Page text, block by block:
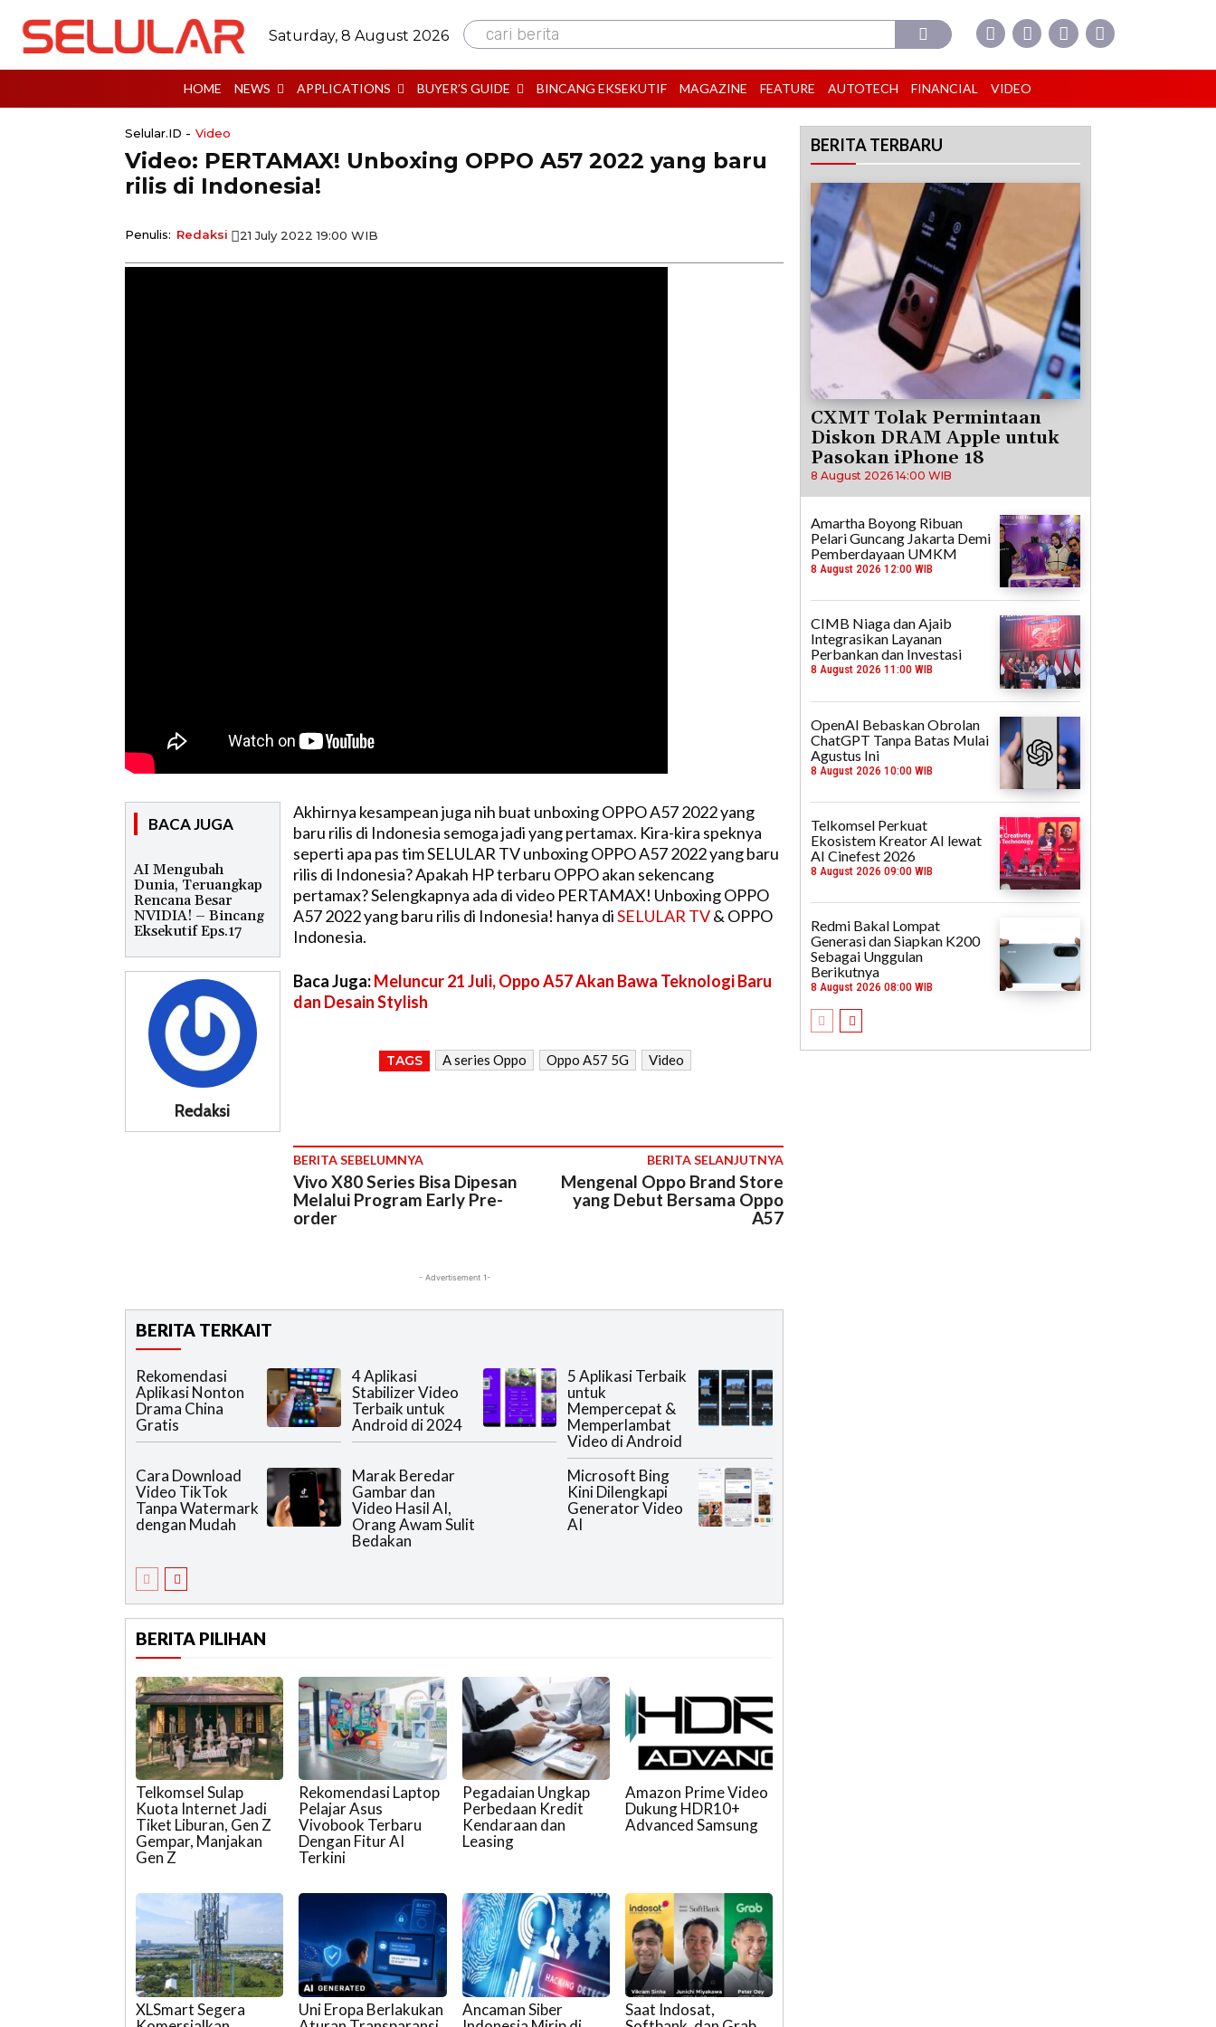
Saturday, 8 August 2026 cari berita
HOME NEWS APPLICATIONS BUYER’S GUIDE BINCANG EKSEKUTIF MAGAZINE FEATURE AUTOTECH FINANCIAL VIDEO
Selular.ID - Video
Video: PERTAMAX! Unboxing OPPO A57 2022 yang baru
rilis di Indonesia!
Penulis: Redaksi 21 July 2022 19:00 WIB
BACA JUGA
AI Mengubah
Dunia, Teruangkap
Rencana Besar
NVIDIA! – Bincang
Eksekutif Eps.17
Redaksi
Akhirnya kesampean juga nih buat unboxing OPPO A57 2022 yang
baru rilis di Indonesia semoga jadi yang pertamax. Kira-kira speknya
seperti apa pas timSELULAR TVunboxing OPPO A57 2022 yang baru
rilis di Indonesia? Apakah HP terbaru OPPOakan sekencang
pertamax? Selengkapnya ada di video PERTAMAX! Unboxing OPPO
A57 2022 yang baru rilis di Indonesia! hanya diSELULAR TV& OPPO
Indonesia.
Baca Juga:Meluncur 21 Juli, Oppo A57 Akan Bawa Teknologi Baru
dan Desain Stylish
TAGS A series Oppo Oppo A57 5G Video
BERITA SEBELUMNYA
Vivo X80 Series Bisa Dipesan
Melalui Program Early Pre-
order
BERITA SELANJUTNYA
Mengenal Oppo Brand Store
yang Debut Bersama Oppo
A57
- Advertisement 1-
BERITA TERKAIT
Rekomendasi
Aplikasi Nonton
Drama China
Gratis
4 Aplikasi
Stabilizer Video
Terbaik untuk
Android di 2024
5 Aplikasi Terbaik
untuk
Mempercepat &
Memperlambat
Video di Android
Cara Download
Video TikTok
Tanpa Watermark
dengan Mudah
Marak Beredar
Gambar dan
Video Hasil AI,
Orang Awam Sulit
Bedakan
Microsoft Bing
Kini Dilengkapi
Generator Video
AI
BERITA PILIHAN
Telkomsel Sulap
Kuota Internet Jadi
Tiket Liburan, Gen Z
Gempar, Manjakan
Gen Z
Rekomendasi Laptop
Pelajar Asus
Vivobook Terbaru
Dengan Fitur AI
Terkini
Pegadaian Ungkap
Perbedaan Kredit
Kendaraan dan
Leasing
Amazon Prime Video
Dukung HDR10+
Advanced Samsung
XLSmart Segera
Uni Eropa Berlakukan
Ancaman Siber
Saat Indosat,
BERITA TERBARU
CXMT Tolak Permintaan
Diskon DRAM Apple untuk
Pasokan iPhone 18
8 August 2026 14:00 WIB
Amartha Boyong Ribuan
Pelari Guncang Jakarta Demi
Pemberdayaan UMKM
8 August 2026 12:00 WIB
CIMB Niaga dan Ajaib
Integrasikan Layanan
Perbankan dan Investasi
8 August 2026 11:00 WIB
OpenAI Bebaskan Obrolan
ChatGPT Tanpa Batas Mulai
Agustus Ini
8 August 2026 10:00 WIB
Telkomsel Perkuat
Ekosistem Kreator AI lewat
AI Cinefest 2026
8 August 2026 09:00 WIB
Redmi Bakal Lompat
Generasi dan Siapkan K200
Sebagai Unggulan
Berikutnya
8 August 2026 08:00 WIB